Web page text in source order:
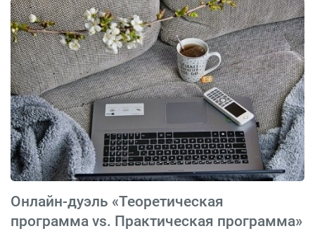
Онлайн-дуэль «Теоретическая
программа vs. Практическая программа»